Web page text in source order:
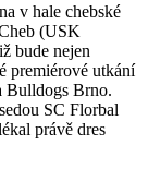
v hale chebské
(USK
bude nejen
premiérové utkání
Bulldogs Brno.
SC Florbal
právě dres